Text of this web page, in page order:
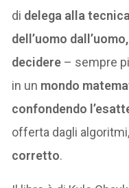
di delega alla tecnica
dell’uomo
decidere – sempre
in un mondo
confondendo
offerta dagli algoritmi,
corretto.